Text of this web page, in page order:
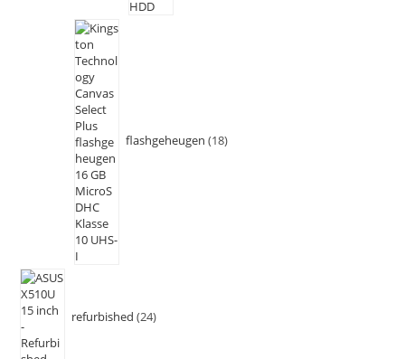
flashgeheugen 18
refurbished 24